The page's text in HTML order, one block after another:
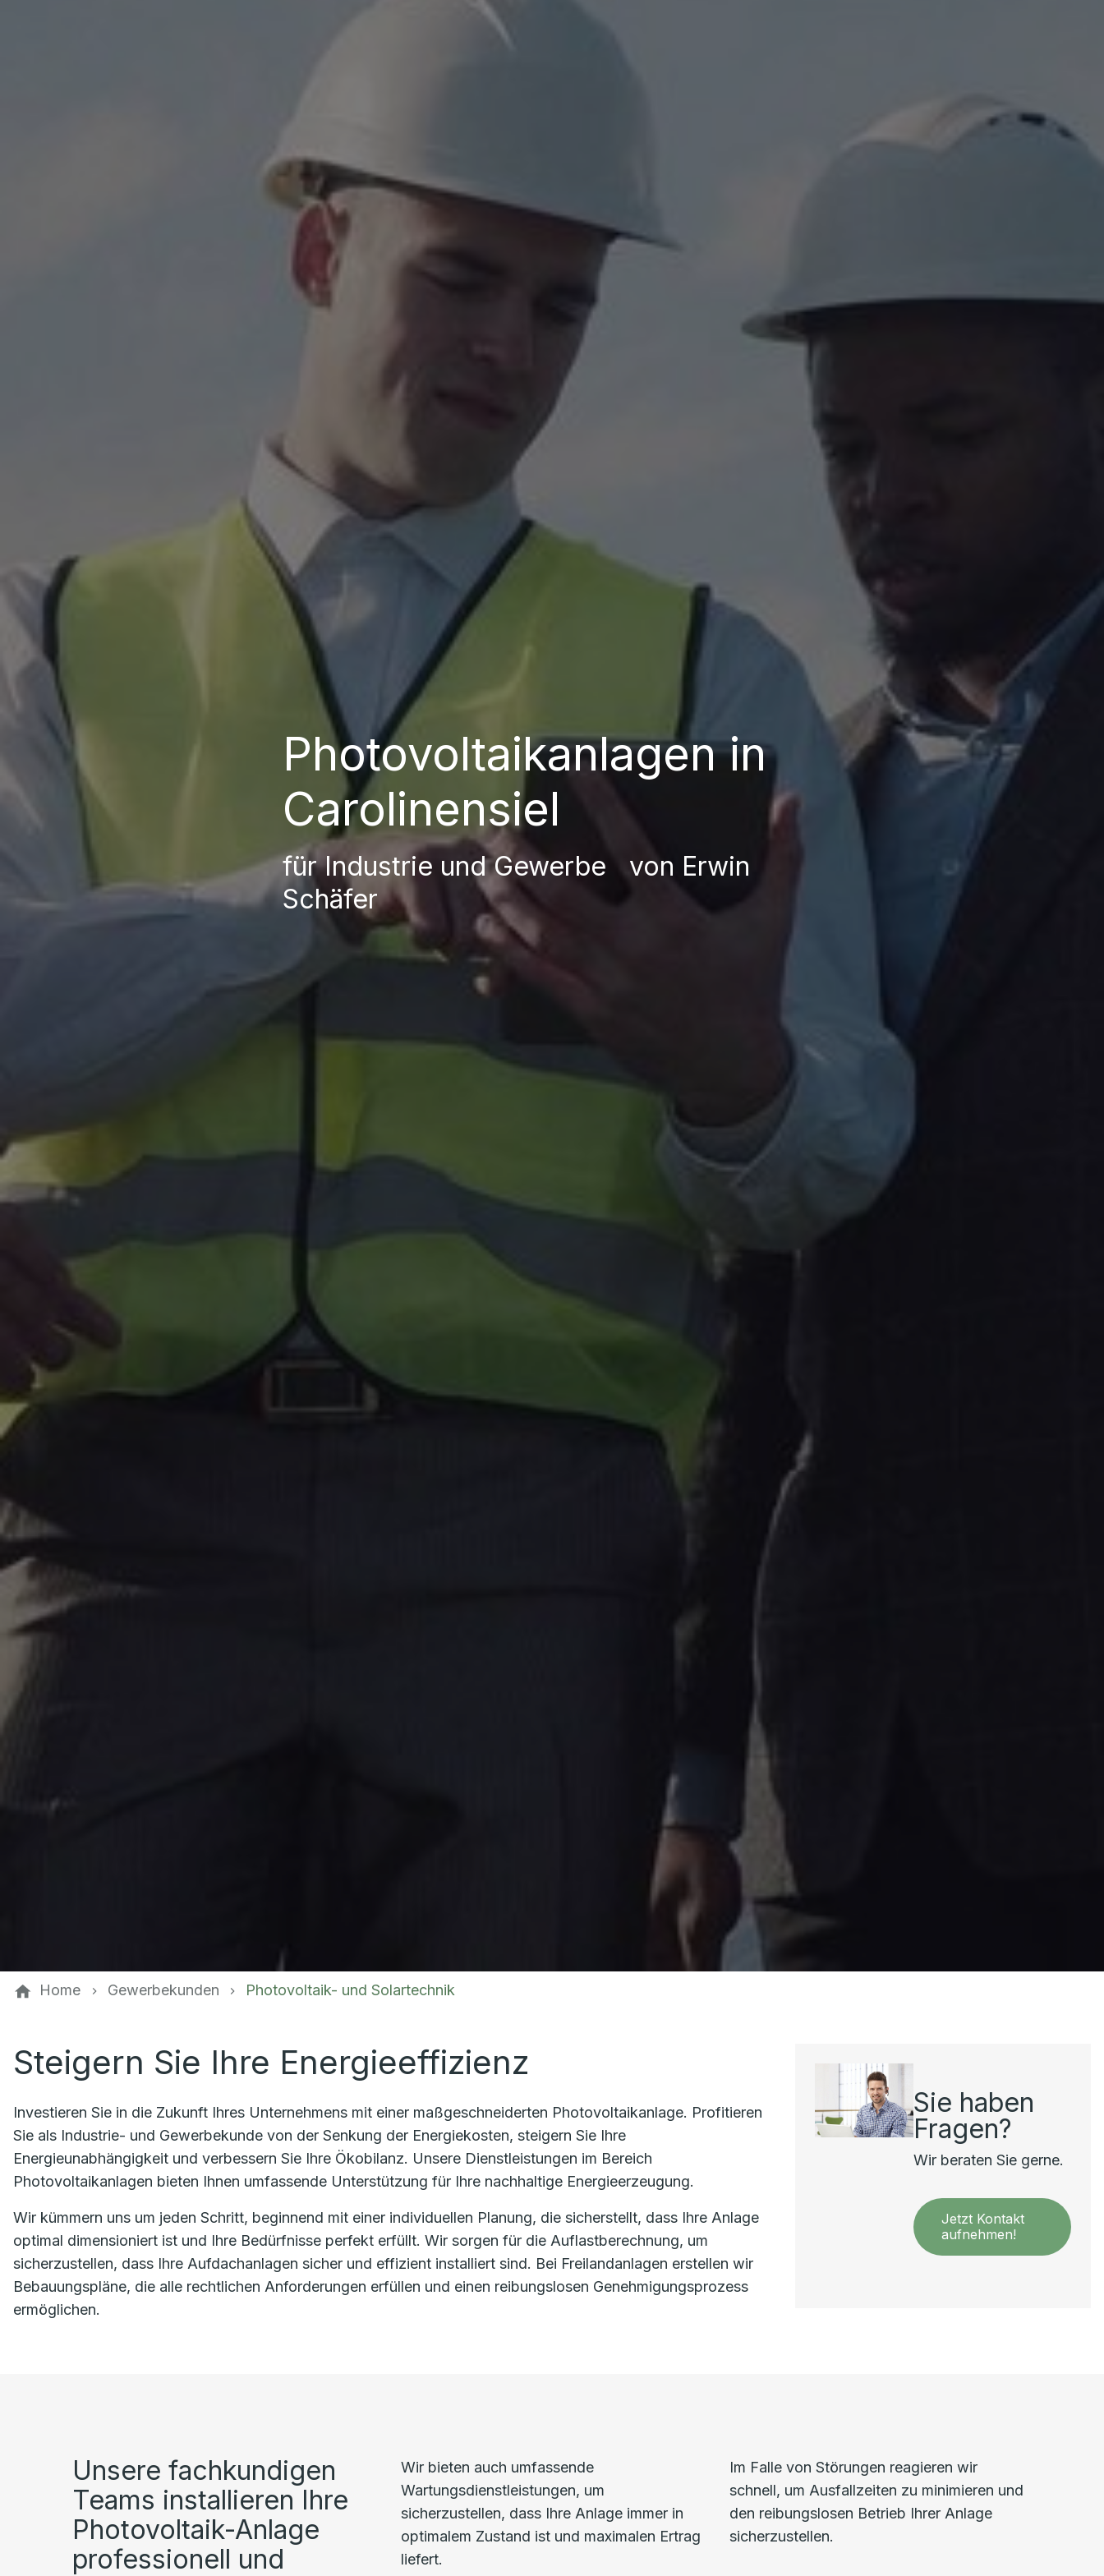
Photovoltaikanlagen in
Carolinensiel
für Industrie und Gewerbe von Erwin
Schäfer
Home Gewerbekunden Photovoltaik- und Solartechnik
Steigern Sie Ihre Energieeffizienz
Investieren Sie in die Zukunft Ihres Unternehmens mit einer maßgeschneiderten Photovoltaikanlage. Profitieren
Sie als Industrie- und Gewerbekunde von der Senkung der Energiekosten, steigern Sie Ihre
Energieunabhängigkeit und verbessern Sie Ihre Ökobilanz. Unsere Dienstleistungen im Bereich
Photovoltaikanlagen bieten Ihnen umfassende Unterstützung für Ihre nachhaltige Energieerzeugung.
Wir kümmern uns um jeden Schritt, beginnend mit einer individuellen Planung, die sicherstellt, dass Ihre Anlage
optimal dimensioniert ist und Ihre Bedürfnisse perfekt erfüllt. Wir sorgen für die Auflastberechnung, um
sicherzustellen, dass Ihre Aufdachanlagen sicher und effizient installiert sind. Bei Freilandanlagen erstellen wir
Bebauungspläne, die alle rechtlichen Anforderungen erfüllen und einen reibungslosen Genehmigungsprozess
ermöglichen.
Sie haben
Fragen?
Wir beraten Sie gerne.
Jetzt Kontakt
aufnehmen!
Unsere fachkundigen
Teams installieren Ihre
Photovoltaik-Anlage
professionell und
Wir bieten auch umfassende
Wartungsdienstleistungen, um
sicherzustellen, dass Ihre Anlage immer in
optimalem Zustand ist und maximalen Ertrag
liefert.
Im Falle von Störungen reagieren wir
schnell, um Ausfallzeiten zu minimieren und
den reibungslosen Betrieb Ihrer Anlage
sicherzustellen.